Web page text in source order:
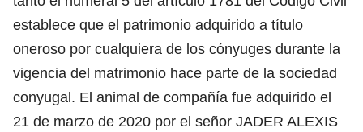
establece que el patrimonio adquirido a título
oneroso por cualquiera de los cónyuges durante la
vigencia del matrimonio hace parte de la sociedad
conyugal. El animal de compañía fue adquirido el
21 de marzo de 2020 por el señor JADER ALEXIS